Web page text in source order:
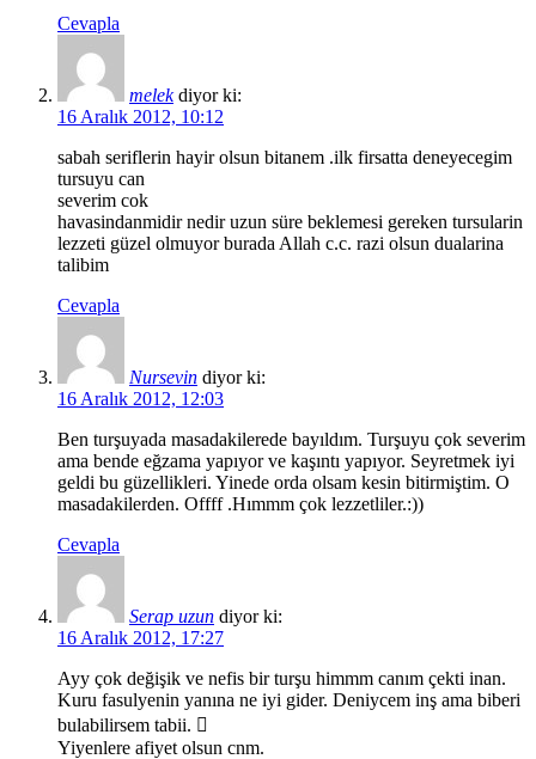
Cevapla
melek diyor ki:
16 Aralık 2012, 10:12
sabah seriflerin hayir olsun bitanem .ilk firsatta deneyecegim
tursuyu can
severim cok
havasindanmidir nedir uzun süre beklemesi gereken tursularin
lezzeti güzel olmuyor burada Allah c.c. razi olsun dualarina
talibim
Cevapla
Nursevin diyor ki:
16 Aralık 2012, 12:03
Ben turşuyada masadakilerede bayıldım. Turşuyu çok severim
ama bende eğzama yapıyor ve kaşıntı yapıyor. Seyretmek iyi
geldi bu güzellikleri. Yinede orda olsam kesin bitirmiştim. O
masadakilerden. Offff .Hımmm çok lezzetliler.:))
Cevapla
Serap uzun diyor ki:
16 Aralık 2012, 17:27
Ayy çok değişik ve nefis bir turşu himmm canım çekti inan.
Kuru fasulyenin yanına ne iyi gider. Deniycem inş ama biberi
bulabilirsem tabii. 
Yiyenlere afiyet olsun cnm.